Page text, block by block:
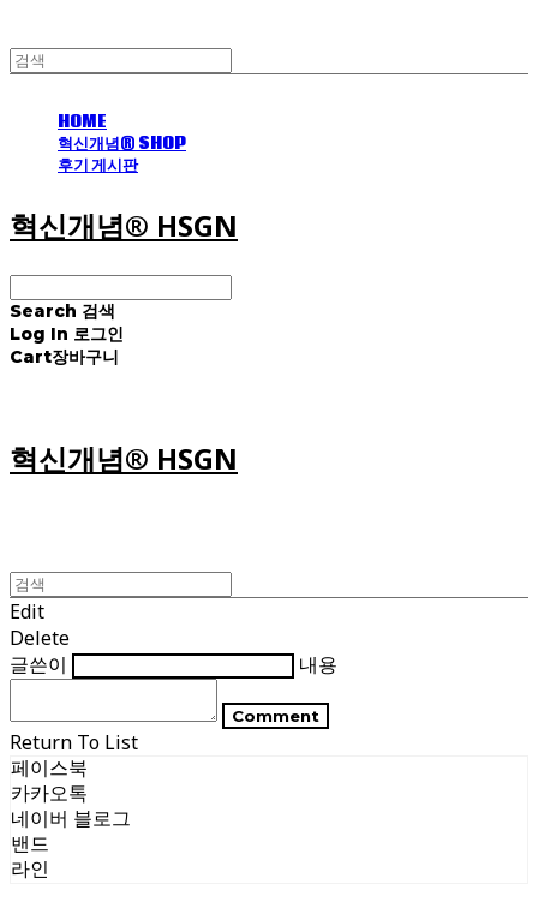
HOME
혁신개념® SHOP
후기 게시판
혁신개념® HSGN
Search 검색
Log In 로그인
Cart장바구니
혁신개념® HSGN
Edit
Delete
글쓴이
내용
Comment
Return To List
페이스북
카카오톡
네이버 블로그
밴드
라인